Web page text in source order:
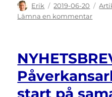
Författare
Erik
Publicerat
den
2019-06-20
Lämna en kommentartill
–
av
start på